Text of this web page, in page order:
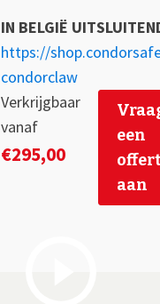
IN BELGIË
https://
condorclaw
Verkrijgbaar
vanaf
€295,00
een
aan